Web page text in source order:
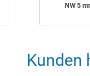
NW 5
Kunden